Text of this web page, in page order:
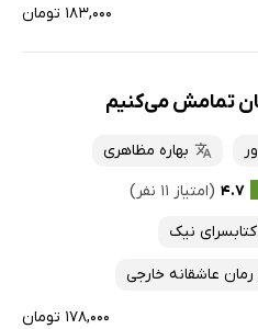
۱۸۳,۰۰۰ تومان
تمامش می‌کنیم
‬بهاره ‬مظاهری
۴.۷ (امتیاز ۱۱ نفر)
کتابسرای نیک
عاشقانه خارجی
۱۷۸,۰۰۰ تومان